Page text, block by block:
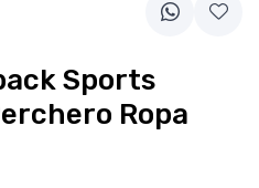
Sports
Ropa